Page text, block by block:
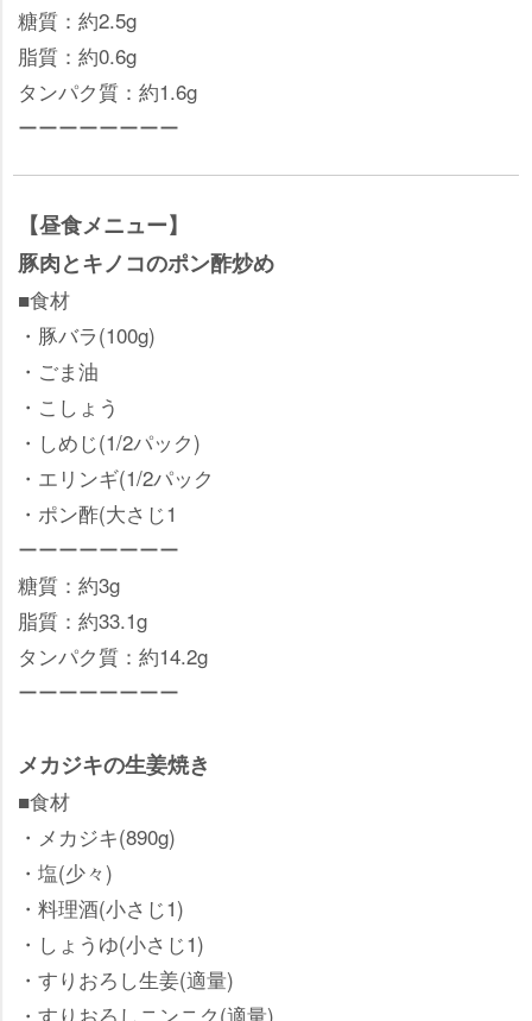
糖質：約2.5g
脂質：約0.6g
タンパク質：約1.6g
ーーーーーーーー
【昼食メニュー】
豚肉とキノコのポン酢炒め
■食材
・豚バラ(100g)
・ごま油
・こしょう
・しめじ(1/2パック)
・エリンギ(1/2パック
・ポン酢(大さじ1
ーーーーーーーー
糖質：約3g
脂質：約33.1g
タンパク質：約14.2g
ーーーーーーーー
メカジキの生姜焼き
■食材
・メカジキ(890g)
・塩(少々)
・料理酒(小さじ1)
・しょうゆ(小さじ1)
・すりおろし生姜(適量)
・すりおろしニンニク(適量)